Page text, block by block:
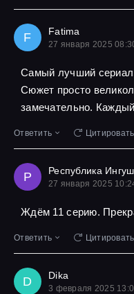
F Fatima
27 января 2025
Самый лучший
Сюжет просто
замечательно.
Ответить Цитировать
Р Республика
27 января 2025
Ждём 11 серию.
Ответить Цитировать
D Dika
3 февраля 2025